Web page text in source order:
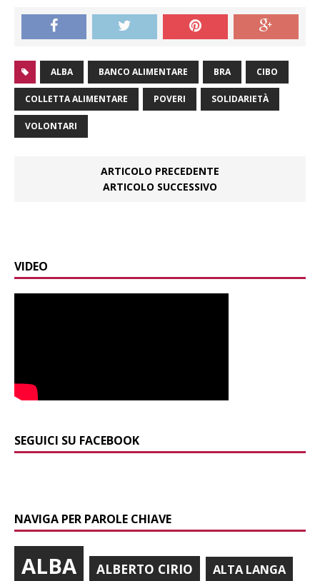
ALBA BANCO ALIMENTARE BRA CIBO
COLLETTA ALIMENTARE POVERI SOLIDARIETÀ
VOLONTARI
ARTICOLO PRECEDENTE
ARTICOLO SUCCESSIVO
VIDEO
SEGUICI SU FACEBOOK
NAVIGA PER PAROLE CHIAVE
ALBA ALBERTO CIRIO ALTA LANGA